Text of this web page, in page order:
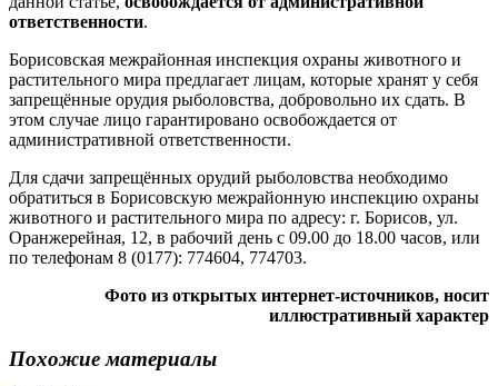
ответственности.
Борисовская межрайонная инспекция охраны животного и
растительного мира предлагает лицам, которые хранят у себя
запрещённые орудия рыболовства, добровольно их сдать. В
этом случае лицо гарантировано освобождается от
административной ответственности.
Для сдачи запрещённых орудий рыболовства необходимо
обратиться в Борисовскую межрайонную инспекцию охраны
животного и растительного мира по адресу: г. Борисов, ул.
Оранжерейная, 12, в рабочий день с 09.00 до 18.00 часов, или
по телефонам 8 (0177): 774604, 774703.
Фото из открытых интернет-источников, носит
иллюстративный характер
Похожие материалы